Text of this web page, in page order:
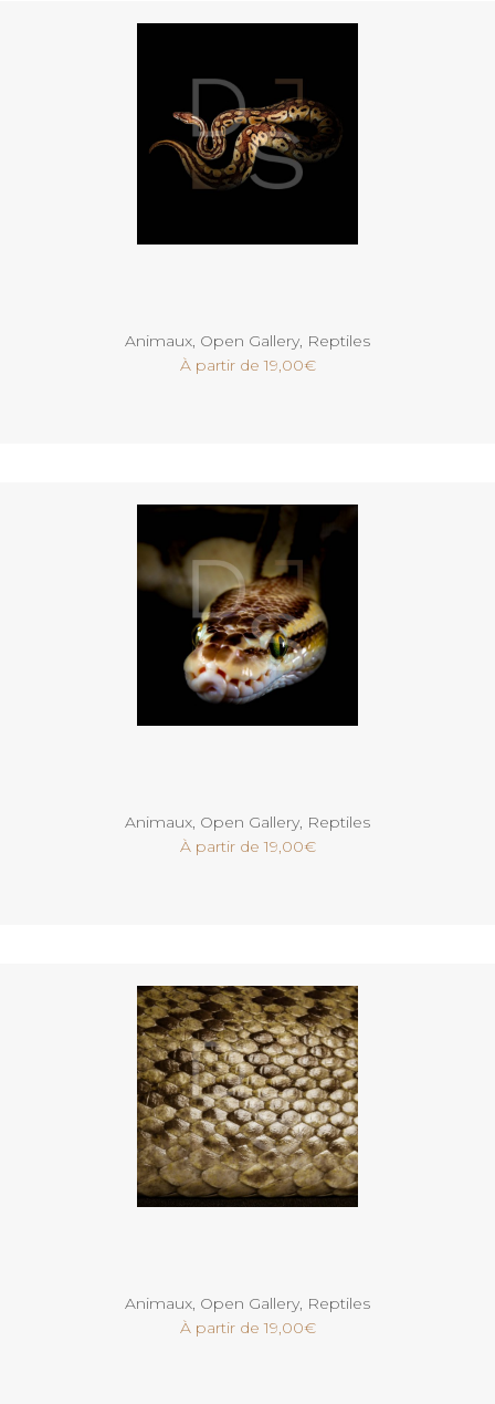
Animaux, Open Gallery, Reptiles
À partir de19,00€
Animaux, Open Gallery, Reptiles
À partir de19,00€
Animaux, Open Gallery, Reptiles
À partir de19,00€